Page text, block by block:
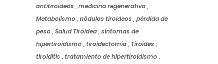
antitiroideos ,medicina regenerativa,
Metabolismo,nódulos tiroideos ,pérdida de
peso,Salud Tiroidea,síntomas de
hipertiroidismo,tiroidectomía, Tiroides ,
tiroiditis ,tratamiento de hipertiroidismo,